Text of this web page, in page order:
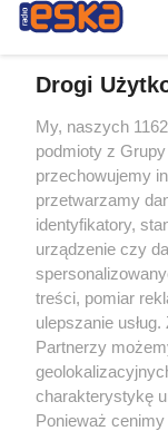
Drogi
My, naszych
podmioty z
przechowujemy
przetwarzamy
identyfikatory,
urządzenie czy
treści, pomiar
ulepszanie
Partnerzy
charakterystykę
Ponieważ